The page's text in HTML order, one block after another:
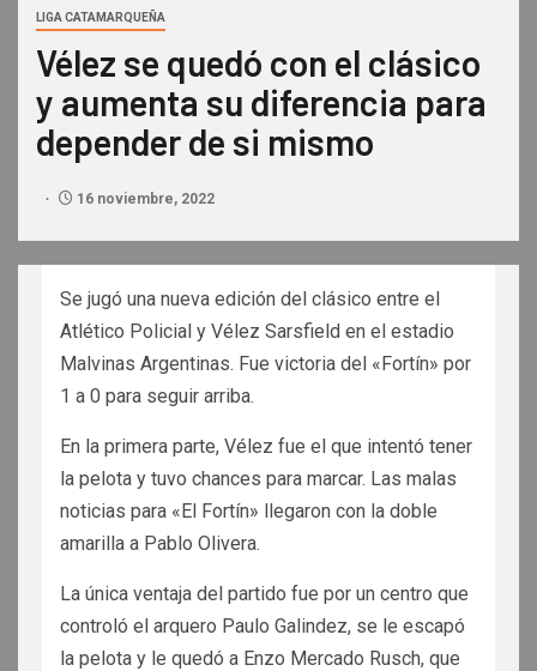
LIGA CATAMARQUEÑA
Vélez se quedó con el clásico
y aumenta su diferencia para
depender de si mismo
16 noviembre, 2022
Se jugó una nueva edición del clásico entre el
Atlético Policial y Vélez Sarsfield en el estadio
Malvinas Argentinas. Fue victoria del «Fortín» por
1 a 0 para seguir arriba.
En la primera parte, Vélez fue el que intentó tener
la pelota y tuvo chances para marcar. Las malas
noticias para «El Fortín» llegaron con la doble
amarilla a Pablo Olivera.
La única ventaja del partido fue por un centro que
controló el arquero Paulo Galindez, se le escapó
la pelota y le quedó a Enzo Mercado Rusch, que